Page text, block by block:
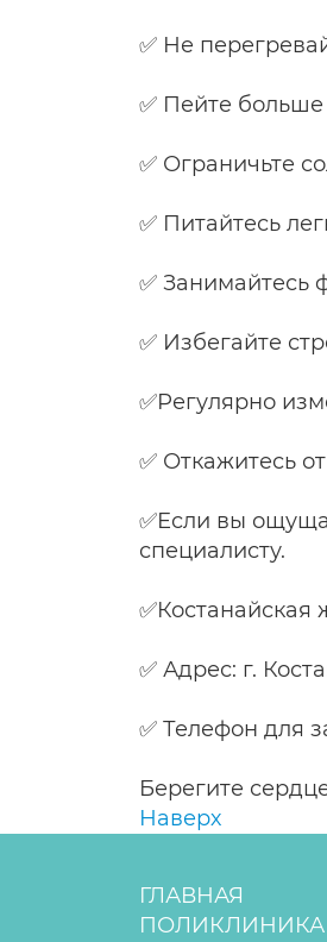
✅ Не
✅ Пейте больше
✅ Ограничьте
✅ Питайтесь
✅ Занимайтесь
✅ Избегайте
✅Регулярно
✅ Откажитесь
✅Если вы
специалисту.
✅ Адрес: г.
✅ Телефон для
Берегите
Наверх
ГЛАВНАЯ
ПОЛИКЛИНИКА